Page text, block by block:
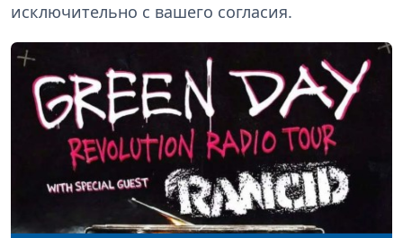
исключительно с вашего согласия.